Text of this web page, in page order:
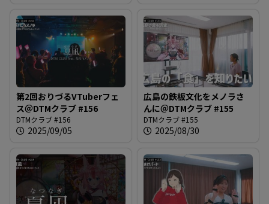
第2回おりづるVTuberフェ
ス＠DTMクラブ #156
DTMクラブ #156
2025/09/05
広島の鉄板文化をメノラさ
んに＠DTMクラブ #155
DTMクラブ #155
2025/08/30